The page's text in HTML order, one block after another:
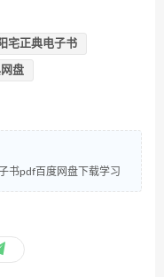
宅正典电子书
盘
书pdf百度网盘下载学习